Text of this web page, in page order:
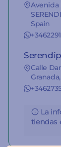
Avenida
Spain
Calle
La
tiendas